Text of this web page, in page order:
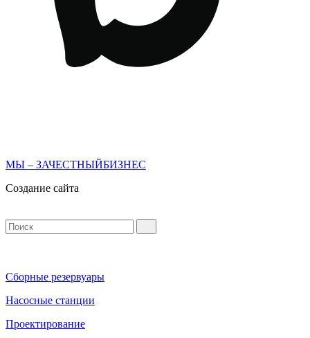
МЫ – ЗАЧЕСТНЫЙБИЗНЕС
Создание сайта
Сборные резервуары
Насосные станции
Проектирование